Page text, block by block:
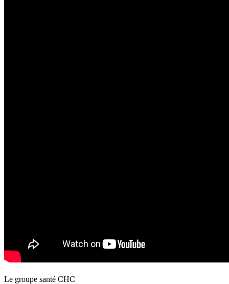
Le groupe santé CHC